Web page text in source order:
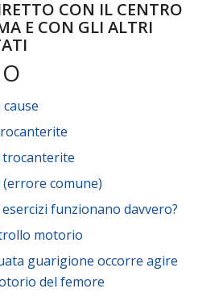
CON IL CENTRO
E CON GLI ALTRI
comune)
funzionano davvero?
motorio
guarigione occorre agire
del femore